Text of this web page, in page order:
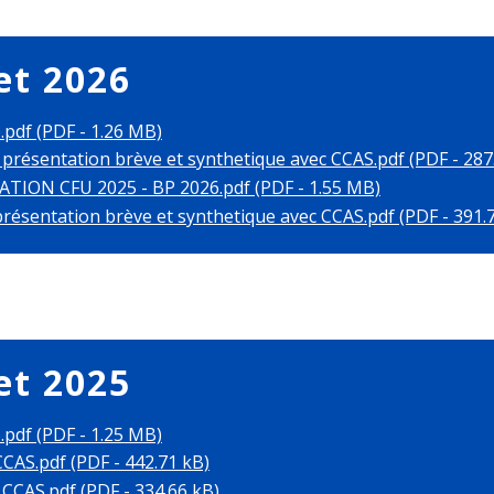
2026
(PDF - 1.26 MB)
présentation brève et synthetique avec CCAS.pdf (PDF -
CFU 2025 - BP 2026.pdf (PDF - 1.55 MB)
brève et synthetique avec CCAS.pdf (PDF -
2025
(PDF - 1.25 MB)
(PDF - 442.71 kB)